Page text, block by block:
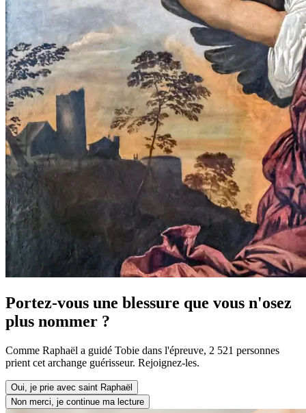
Portez-vous une blessure que vous n'osez
plus nommer ?
Comme Raphaël a guidé Tobie dans l'épreuve, 2 521 personnes
prient cet archange guérisseur. Rejoignez-les.
Oui, je prie avec saint Raphaël
Non merci, je continue ma lecture